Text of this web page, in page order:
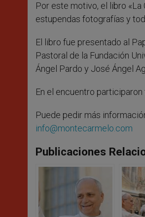
Por este motivo, el libro «La
estupendas fotografías y
El libro fue presentado al
Pastoral de la Fundación
Ángel Pardo y José Ángel
En el encuentro
Puede pedir más
info@montecarmelo.com
Publicaciones